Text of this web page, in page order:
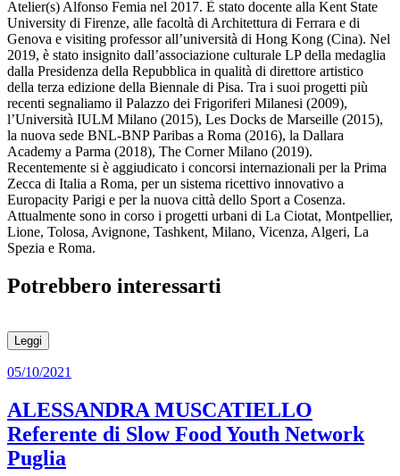
Atelier(s) Alfonso Femia nel 2017. È stato docente alla Kent State
University di Firenze, alle facoltà di Architettura di Ferrara e di
Genova e visiting professor all’università di Hong Kong (Cina). Nel
2019, è stato insignito dall’associazione culturale LP della medaglia
dalla Presidenza della Repubblica in qualità di direttore artistico
della terza edizione della Biennale di Pisa. Tra i suoi progetti più
recenti segnaliamo il Palazzo dei Frigoriferi Milanesi (2009),
l’Università IULM Milano (2015), Les Docks de Marseille (2015),
la nuova sede BNL-BNP Paribas a Roma (2016), la Dallara
Academy a Parma (2018), The Corner Milano (2019).
Recentemente si è aggiudicato i concorsi internazionali per la Prima
Zecca di Italia a Roma, per un sistema ricettivo innovativo a
Europacity Parigi e per la nuova città dello Sport a Cosenza.
Attualmente sono in corso i progetti urbani di La Ciotat, Montpellier,
Lione, Tolosa, Avignone, Tashkent, Milano, Vicenza, Algeri, La
Spezia e Roma.
Potrebbero interessarti
Leggi
05/10/2021
ALESSANDRA MUSCATIELLO
Referente di Slow Food Youth Network
Puglia